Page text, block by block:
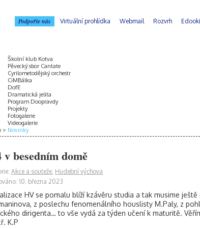
Podpořte nás Virtuální prohlídka Webmail Rozvrh
Školní klub Kotva
Pěvecký sbor Cantate
Cyrilometodějský orchestr
CiMBálka
DofE
Dramatická jelita
Program Doopravdy
Projekty
Fotogalerie
Videogalerie
Novinky
v besedním domě
Akce a souteže, Hudební výchova
10. března 2023
HV se pomalu blíží kzávěru studia a tak musime
z poslechu fenomenálního houslisty M.Paly, z
dirigenta… to vše vydá za týden učení k maturitě.
K.P